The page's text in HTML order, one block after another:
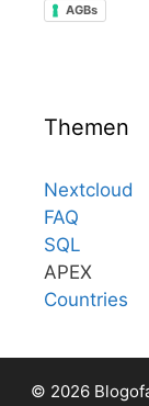
AGBs
Themen
Nextcloud
FAQ
SQL
APEX
Countries
© 2026